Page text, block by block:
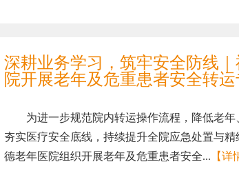
深耕业务学习，筑牢安全防线
院开展老年及危重患者安全转运
为进一步规范院内转运操作流程，降低老年
夯实医疗安全底线，持续提升全院应急处置与精
德老年医院组织开展老年及危重患者安全... 【详